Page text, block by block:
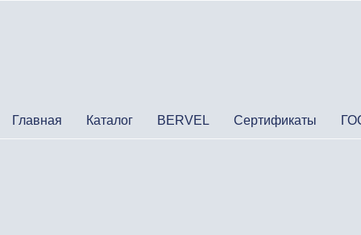
Главная Каталог BERVEL Сертификаты